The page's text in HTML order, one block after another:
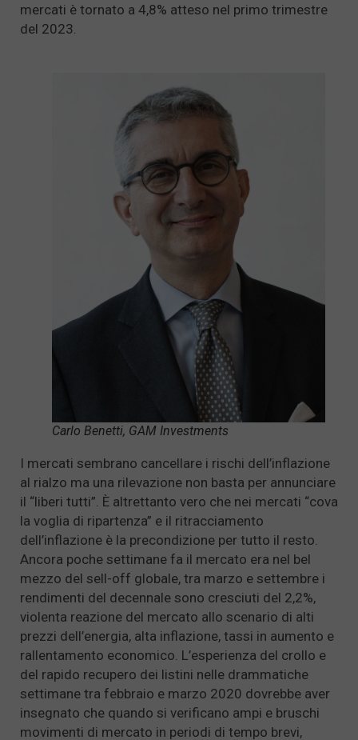
mercati è tornato a 4,8% atteso nel primo trimestre
del 2023.
Carlo Benetti, GAM Investments
I mercati sembrano cancellare i rischi dell’inflazione
al rialzo ma una rilevazione non basta per annunciare
il “liberi tutti”. È altrettanto vero che nei mercati “cova
la voglia di ripartenza” e il ritracciamento
dell’inflazione è la precondizione per tutto il resto.
Ancora poche settimane fa il mercato era nel bel
mezzo del sell-off globale, tra marzo e settembre i
rendimenti del decennale sono cresciuti del 2,2%,
violenta reazione del mercato allo scenario di alti
prezzi dell’energia, alta inflazione, tassi in aumento e
rallentamento economico. L’esperienza del crollo e
del rapido recupero dei listini nelle drammatiche
settimane tra febbraio e marzo 2020 dovrebbe aver
insegnato che quando si verificano ampi e bruschi
movimenti di mercato in periodi di tempo brevi,